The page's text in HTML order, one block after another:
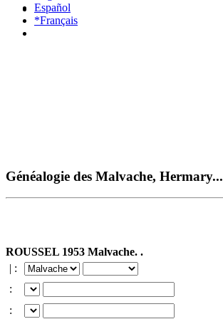
Español
*Français
Généalogie des Malvache, Hermary...
ROUSSEL 1953 Malvache. .
| :
:
: